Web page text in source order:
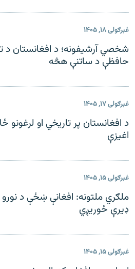
غبرګولی ۱۸, ۱۴۰۵
شخصي آرشیفونه؛ د افغانستان د
حافظې د ساتنې هڅه
غبرګولی ۱۷, ۱۴۰۵
د افغانستان پر تاریخي او لرغونو
اغیزې
غبرګولی ۱۵, ۱۴۰۵
ملګري ملتونه: افغانې ښځې د نورو
ډیرې ځوریږي
غبرګولی ۱۵, ۱۴۰۵